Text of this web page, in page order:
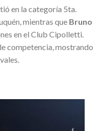
en la categoría 5ta.
mientras que Bruno
en el Club Cipolletti.
competencia, mostrando